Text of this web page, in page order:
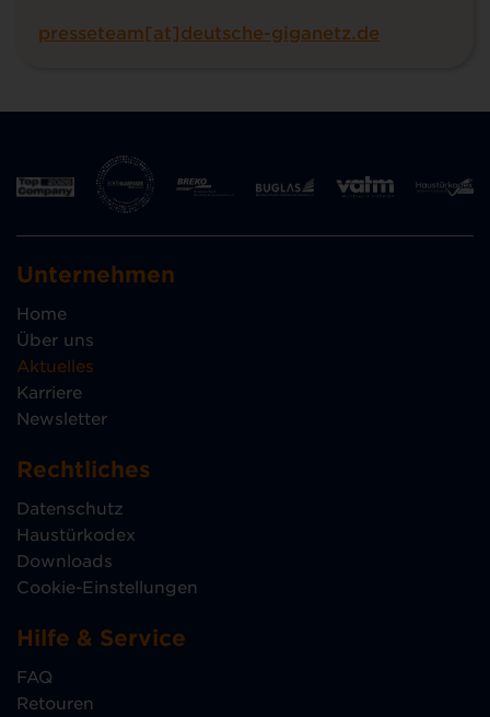
presseteam[at]deutsche-giganetz.de
Unternehmen
Home
Über uns
Aktuelles
Karriere
Newsletter
Rechtliches
Datenschutz
Haustürkodex
Downloads
Cookie-Einstellungen
Hilfe & Service
FAQ
Retouren